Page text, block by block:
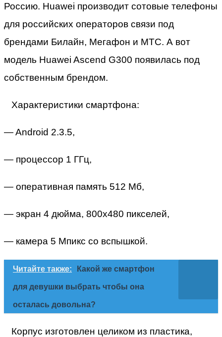
Россию. Huawei производит сотовые телефоны
для российских операторов связи под
брендами Билайн, Мегафон и МТС. А вот
модель Huawei Ascend G300 появилась под
собственным брендом.
Характеристики смартфона:
— Android 2.3.5,
— процессор 1 ГГц,
— оперативная память 512 Мб,
— экран 4 дюйма, 800х480 пикселей,
— камера 5 Мпикс со вспышкой.
Читайте также: Какой же смартфон
для девушки выбрать чтобы она
осталась довольна?
Корпус изготовлен целиком из пластика,